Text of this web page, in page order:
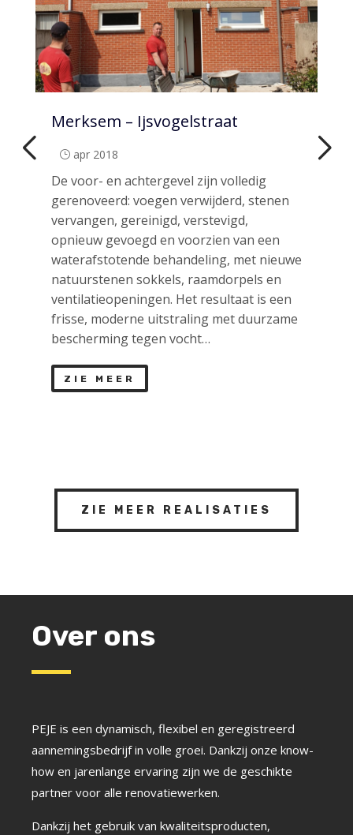
Merksem – Ijsvogelstraat
}apr 2018
De voor- en achtergevel zijn volledig
gerenoveerd: voegen verwijderd, stenen
vervangen, gereinigd, verstevigd,
opnieuw gevoegd en voorzien van een
waterafstotende behandeling, met nieuwe
natuurstenen sokkels, raamdorpels en
ventilatieopeningen. Het resultaat is een
frisse, moderne uitstraling met duurzame
bescherming tegen vocht…
ZIE MEER
ZIE MEER REALISATIES
Over ons
PEJE is een dynamisch, flexibel en geregistreerd
aannemingsbedrijf in volle groei. Dankzij onze know-
how en jarenlange ervaring zijn we de geschikte
partner voor alle renovatiewerken.
Dankzij het gebruik van kwaliteitsproducten,